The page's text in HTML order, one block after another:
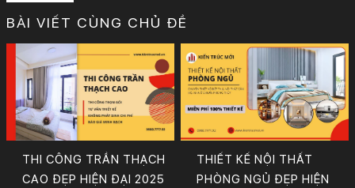
BÀI VIẾT CÙNG CHỦ ĐỀ
THI CÔNG TRẦN THẠCH
CAO ĐẸP HIỆN ĐẠI 2025
THIẾT KẾ NỘI THẤT
PHÒNG NGỦ ĐẸP HIỆN